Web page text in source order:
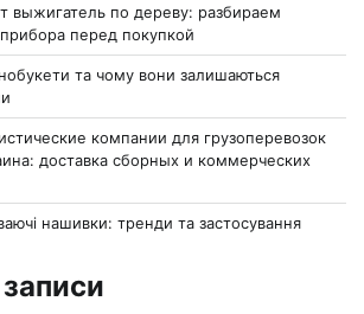
выжигатель по дереву: разбираем
перед покупкой
та чому вони залишаються
компании для грузоперевозок
доставка сборных и коммерческих
нашивки: тренди та застосування